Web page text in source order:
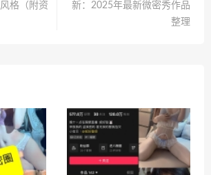
格（附资
新：2025年最新微密秀作品
整理